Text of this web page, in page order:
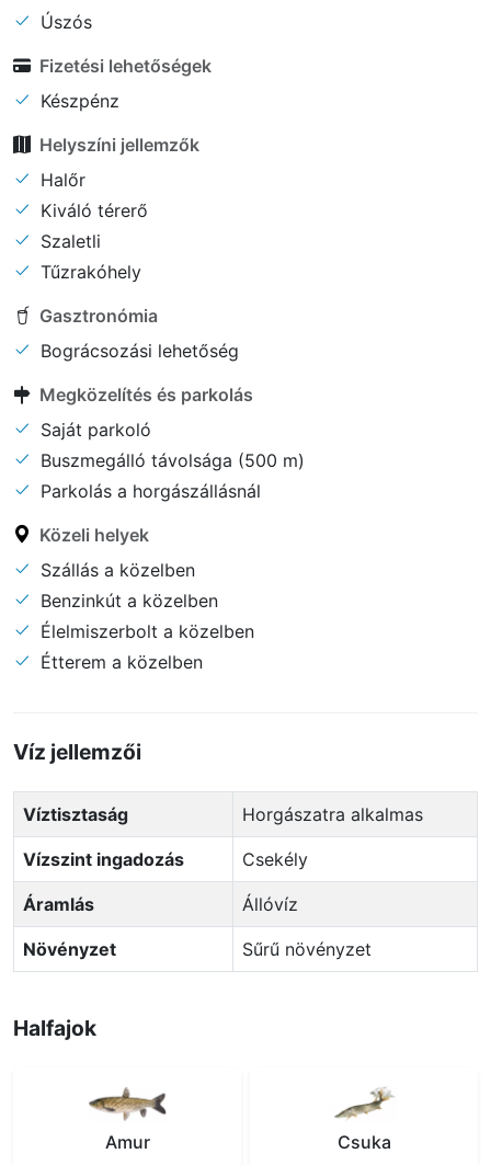
Úszós
Fizetési lehetőségek
Készpénz
Helyszíni jellemzők
Halőr
Kiváló térerő
Szaletli
Tűzrakóhely
Gasztronómia
Bográcsozási lehetőség
Megközelítés és parkolás
Saját parkoló
Buszmegálló távolsága (500 m)
Parkolás a horgászállásnál
Közeli helyek
Szállás a közelben
Benzinkút a közelben
Élelmiszerbolt a közelben
Étterem a közelben
Víz jellemzői
Víztisztaság Horgászatra alkalmas
Vízszint ingadozás Csekély
Áramlás Állóvíz
Növényzet Sűrű növényzet
Halfajok
Amur Csuka